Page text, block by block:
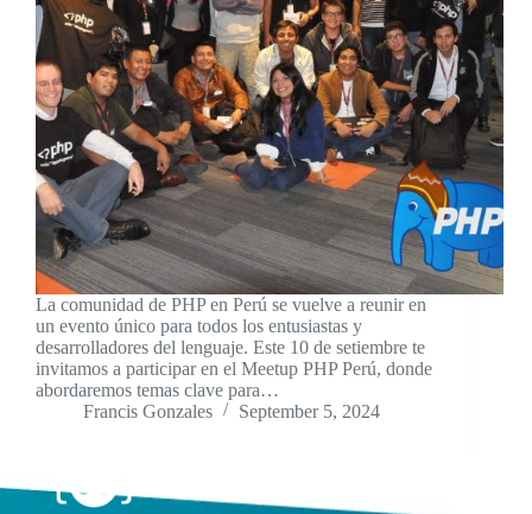
La comunidad de PHP en Perú se vuelve a reunir en
un evento único para todos los entusiastas y
desarrolladores del lenguaje. Este 10 de setiembre te
invitamos a participar en el Meetup PHP Perú, donde
abordaremos temas clave para…
Francis Gonzales
September 5, 2024